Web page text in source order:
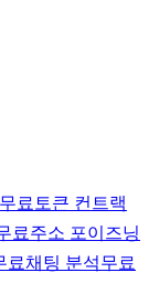
무료 토큰 컨트랙
료주소 포이즈닝
료채팅 분석무료